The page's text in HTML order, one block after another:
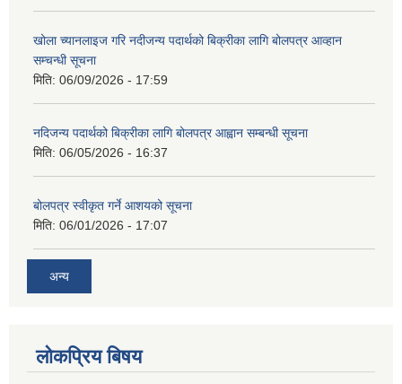
खोला च्यानलाइज गरि नदीजन्य पदार्थको बिक्रीका लागि बोलपत्र आव्हान
सम्चन्धी सूचना
मिति: 06/09/2026 - 17:59
नदिजन्य पदार्थको बिक्रीका लागि बोलपत्र आह्वान सम्बन्धी सूचना
मिति: 06/05/2026 - 16:37
बोलपत्र स्वीकृत गर्ने आशयको सूचना
मिति: 06/01/2026 - 17:07
अन्य
लोकप्रिय बिषय